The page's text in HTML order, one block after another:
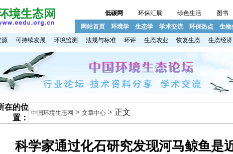
低碳网 环保汇展 绿色生活 图书
网站首页
环境学 生态学 学术交流 环保热点 生物
源
可持续发展 环境监测 法规与标准 环评 生态农业 恢复生态 生态经济
在的位
置：
中国环境生态网 > 文章中心 > 正文
科学家通过化石研究发现河马鲸鱼是